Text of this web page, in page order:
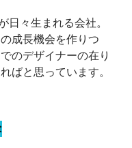
々生まれる会社。
成長機会を作りつ
のデザイナーの在り
ばと思っています。